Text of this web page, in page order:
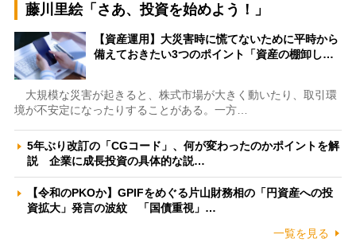
藤川里絵「さあ、投資を始めよう！」
【資産運用】大災害時に慌てないために平時から
備えておきたい3つのポイント「資産の棚卸し…
大規模な災害が起きると、株式市場が大きく動いたり、取引環
境が不安定になったりすることがある。一方…
5年ぶり改訂の「CGコード」、何が変わったのかポイントを解
説 企業に成長投資の具体的な説…
【令和のPKOか】GPIFをめぐる片山財務相の「円資産への投
資拡大」発言の波紋 「国債重視」…
一覧を見る